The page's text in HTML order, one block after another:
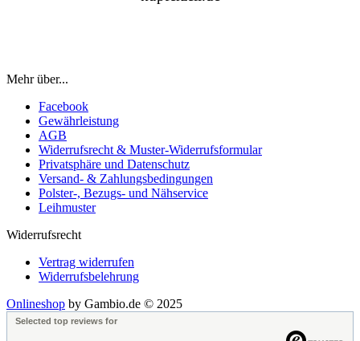
Mehr über...
Facebook
Gewährleistung
AGB
Widerrufsrecht & Muster-Widerrufsformular
Privatsphäre und Datenschutz
Versand- & Zahlungsbedingungen
Polster-, Bezugs- und Nähservice
Leihmuster
Widerrufsrecht
Vertrag widerrufen
Widerrufsbelehrung
Onlineshop by Gambio.de © 2025
Selected top reviews for